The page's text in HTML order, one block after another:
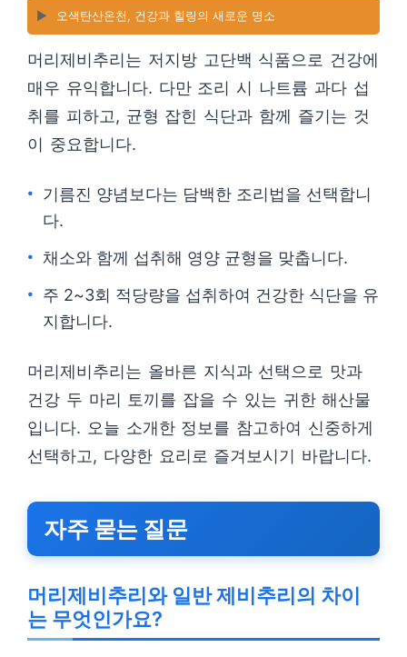
▶️ 오색탄산온천, 건강과 힐링의 새로운 명소
머리제비추리는 저지방 고단백 식품으로 건강에
매우 유익합니다. 다만 조리 시 나트륨 과다 섭
취를 피하고, 균형 잡힌 식단과 함께 즐기는 것
이 중요합니다.
기름진 양념보다는 담백한 조리법을 선택합니
다.
채소와 함께 섭취해 영양 균형을 맞춥니다.
주 2~3회 적당량을 섭취하여 건강한 식단을 유
지합니다.
머리제비추리는 올바른 지식과 선택으로 맛과
건강 두 마리 토끼를 잡을 수 있는 귀한 해산물
입니다. 오늘 소개한 정보를 참고하여 신중하게
선택하고, 다양한 요리로 즐겨보시기 바랍니다.
자주 묻는 질문
머리제비추리와 일반 제비추리의 차이
는 무엇인가요?